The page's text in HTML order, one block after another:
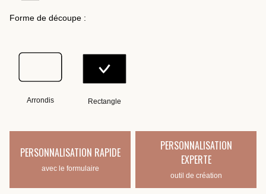
Forme de découpe :
Arrondis Rectangle
PERSONNALISATION RAPIDE
avec le formulaire
PERSONNALISATION
EXPERTE
outil de création